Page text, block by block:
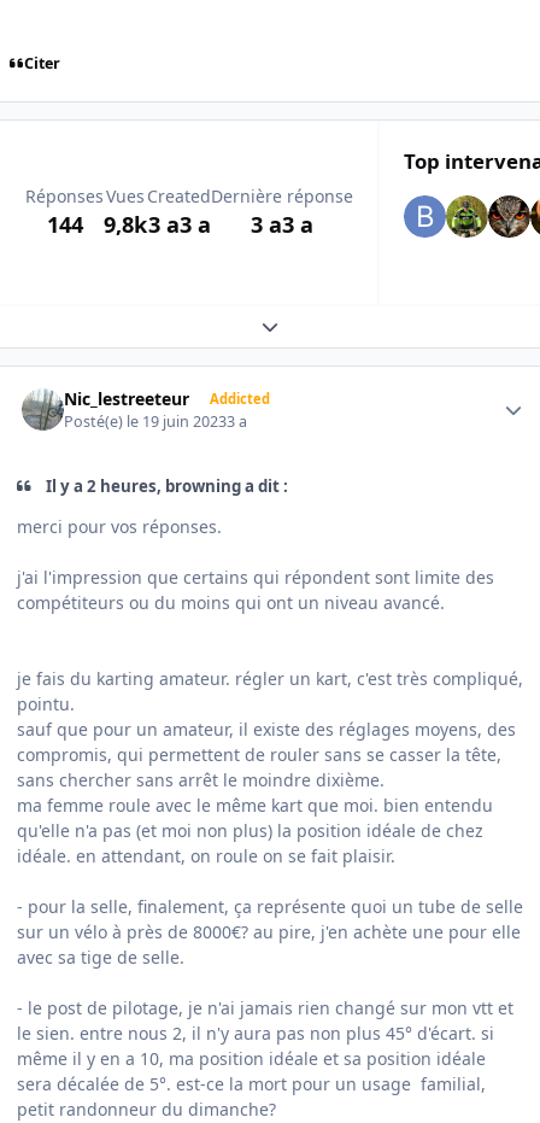
Citer
Réponses
144
Vues
9,8k
Created
3 a3 a
Dernière réponse
3 a3 a
Top
Expand topic overview
Nic_lestreeteur Addicted
Posté(e) le 19 juin 20233 a
Il y a 2 heures, browning a dit :
merci pour vos réponses.
j'ai l'impression que certains qui répondent sont limite des
compétiteurs ou du moins qui ont un niveau avancé.
je fais du karting amateur. régler un kart, c'est très compliqué,
pointu.
sauf que pour un amateur, il existe des réglages moyens, des
compromis, qui permettent de rouler sans se casser la tête,
sans chercher sans arrêt le moindre dixième.
ma femme roule avec le même kart que moi. bien entendu
qu'elle n'a pas (et moi non plus) la position idéale de chez
idéale. en attendant, on roule on se fait plaisir.
- pour la selle, finalement, ça représente quoi un tube de selle
sur un vélo à près de 8000€? au pire, j'en achète une pour elle
avec sa tige de selle.
- le post de pilotage, je n'ai jamais rien changé sur mon vtt et
le sien. entre nous 2, il n'y aura pas non plus 45° d'écart. si
même il y en a 10, ma position idéale et sa position idéale
sera décalée de 5°. est-ce la mort pour un usage familial,
petit randonneur du dimanche?